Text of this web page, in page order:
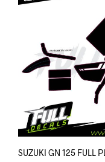
SUZUKI GN 125 FULL